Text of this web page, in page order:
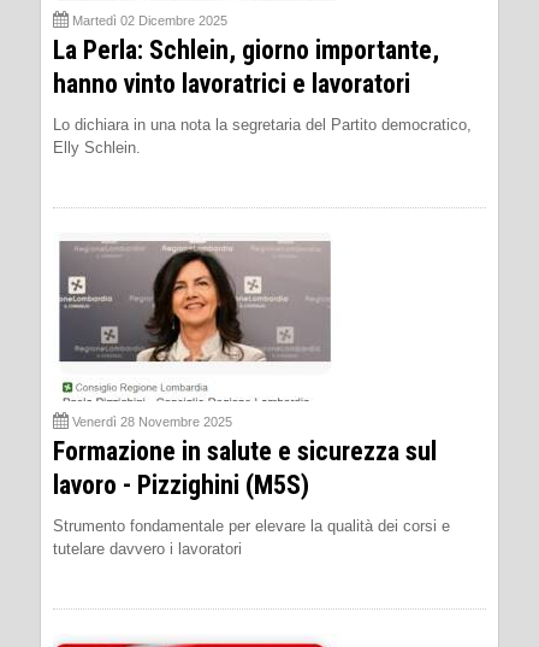
Martedì 02 Dicembre 2025
La Perla: Schlein, giorno importante,
hanno vinto lavoratrici e lavoratori
Lo dichiara in una nota la segretaria del Partito democratico,
Elly Schlein.
Venerdì 28 Novembre 2025
Formazione in salute e sicurezza sul
lavoro - Pizzighini (M5S)
Strumento fondamentale per elevare la qualità dei corsi e
tutelare davvero i lavoratori